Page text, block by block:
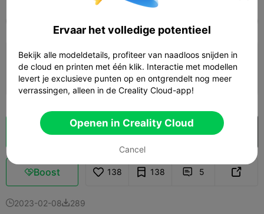
0.2mm layer, 2 walls, 10 infill
 13h 09m  7 plates  491.55g
Cloud slice Openen in Creality Cloud
Boost 138 138  5 
2023-02-08289
Ervaar het volledige potentieel
Bekijk alle modeldetails, profiteer van naadloos snijden in
de cloud en printen met één klik. Interactie met modellen
levert je exclusieve punten op en ontgrendelt nog meer
verrassingen, alleen in de Creality Cloud-app!
Openen in Creality Cloud
Cancel